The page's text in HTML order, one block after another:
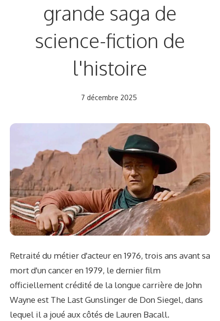
grande saga de
science-fiction de
l'histoire
7 décembre 2025
Retraité du métier d'acteur en 1976, trois ans avant sa
mort d'un cancer en 1979, le dernier film
officiellement crédité de la longue carrière de John
Wayne est The Last Gunslinger de Don Siegel, dans
lequel il a joué aux côtés de Lauren Bacall.